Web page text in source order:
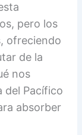
pero los
ofreciendo
de la
nos
del Pacífico
absorber